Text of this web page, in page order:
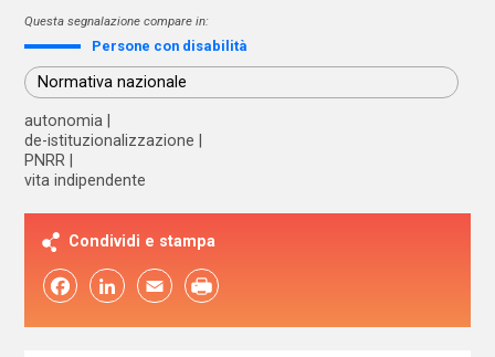
Questa segnalazione compare in:
Persone con disabilità
Normativa nazionale
autonomia
de-istituzionalizzazione
PNRR
vita indipendente
Condividi e stampa
FacebookLinkedIn Email